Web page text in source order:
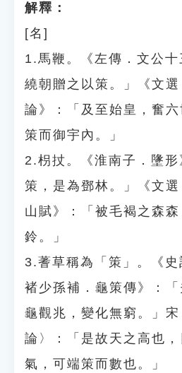
解釋：
[名]
1.馬鞭。《左傳．文公
繞朝贈之以策。」《文
論》：「及至始皇，奮
策而御宇內。」
2.枴扙。《淮南子．墬
策，是為鄧林。」《文
山賦》：「被毛褐之森
鈴。」
3.蓍草稱為「策」。《史
褚少孫補．龜策傳》：
龜觀兆，變化無窮。」
論〉：「是故天之高也
氣，可端策而數也。」